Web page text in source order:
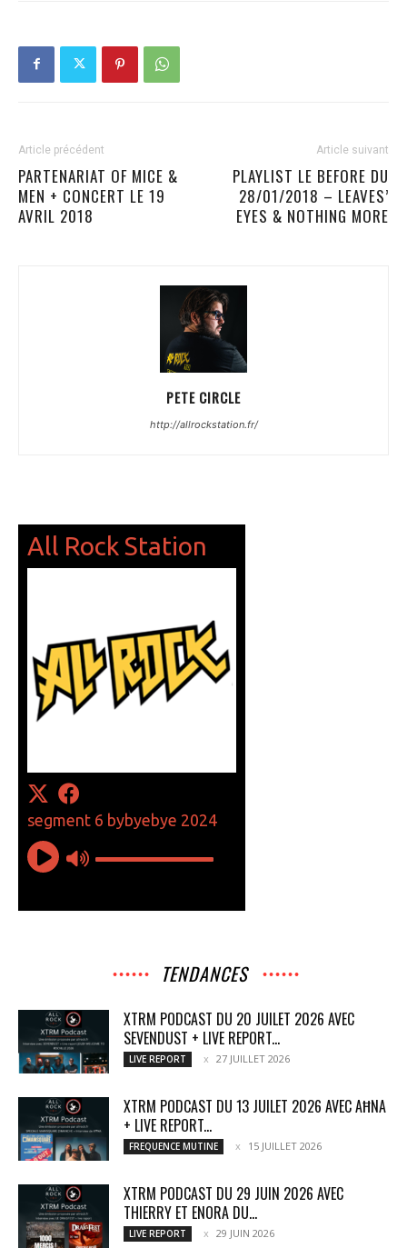
Article précédent
PARTENARIAT OF MICE &
MEN + CONCERT LE 19
AVRIL 2018
Article suivant
PLAYLIST LE BEFORE DU
28/01/2018 – LEAVES’
EYES & NOTHING MORE
PETE CIRCLE
http://allrockstation.fr/
TENDANCES
XTRM PODCAST DU 20 JUILET 2026 AVEC
SEVENDUST + LIVE REPORT...
LIVE REPORT 27 JUILLET 2026
XTRM PODCAST DU 13 JUILET 2026 AVEC AĦNA
+ LIVE REPORT...
FREQUENCE MUTINE 15 JUILLET 2026
XTRM PODCAST DU 29 JUIN 2026 AVEC
THIERRY ET ENORA DU...
LIVE REPORT 29 JUIN 2026